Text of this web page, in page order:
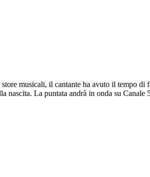
musicali, il cantante ha avuto il tempo
nascita. La puntata andrà in onda su Canale